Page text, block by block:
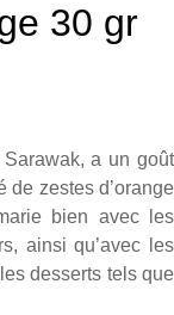
30 gr
a un goût
de zestes d’orange
bien avec les
ainsi qu’avec les
desserts tels que